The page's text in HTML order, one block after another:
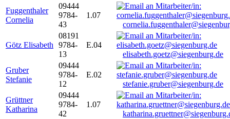
Fuggenthaler
Cornelia
09444
9784-
43
1.07
Götz Elisabeth
08191
9784-
13
E.04
elisabeth.goetz@siegenburg.de
Gruber
Stefanie
09444
9784-
12
E.02
stefanie.gruber@siegenburg.de
Grüttner
Katharina
09444
9784-
42
1.07